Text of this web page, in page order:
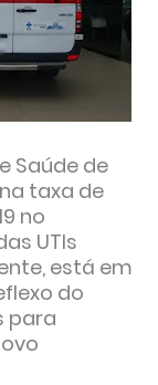
Saúde de
taxa de
no
UTIs
está em
do
para